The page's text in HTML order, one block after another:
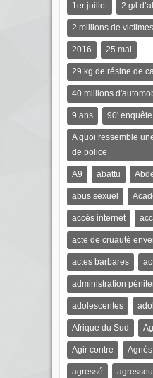
1er juillet 2 g/l
2 millions de victimes
2016 25 mai
29 kg de résine de
40 millions
9 ans 90' enquête
A quoi ressemble
de police
A9 abattu
abus sexuel
accès internet
acte de cruauté
actes barbares
administration
adolescentes
Afrique du Sud
Agir contre
agressé